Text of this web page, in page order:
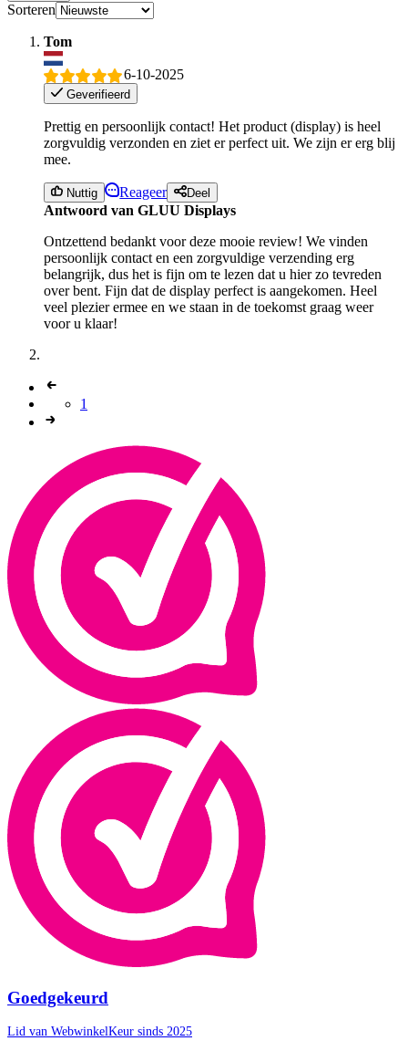
Sorteren
Tom
6-10-2025
Geverifieerd
Prettig en persoonlijk contact! Het product (display) is heel
zorgvuldig verzonden en ziet er perfect uit. We zijn er erg blij
mee.
Nuttig Reageer Deel
Antwoord van GLUU Displays
Ontzettend bedankt voor deze mooie review! We vinden
persoonlijk contact en een zorgvuldige verzending erg
belangrijk, dus het is fijn om te lezen dat u hier zo tevreden
over bent. Fijn dat de display perfect is aangekomen. Heel
veel plezier ermee en we staan in de toekomst graag weer
voor u klaar!
1
Goedgekeurd
Lid van WebwinkelKeur sinds 2025